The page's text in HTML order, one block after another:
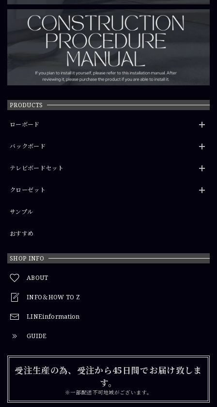
PRODUCTS
ローボード
バックボード
テレビボードセット
クローゼット
サンプル
おすすめ
SHOP INFO
ABOUT
INFO＆HOW TO Z
LINEinformation
GUIDE
受注生産の為、受注から45日間でお届け致しま
す。
※一部配送不可地域がございます。